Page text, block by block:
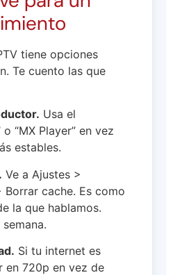
tiene opciones
Te cuento las que
Usa el
“MX Player” en vez
estables.
Ve a Ajustes >
Borrar cache. Es como
la que hablamos.
Si tu internet es
en 720p en vez de